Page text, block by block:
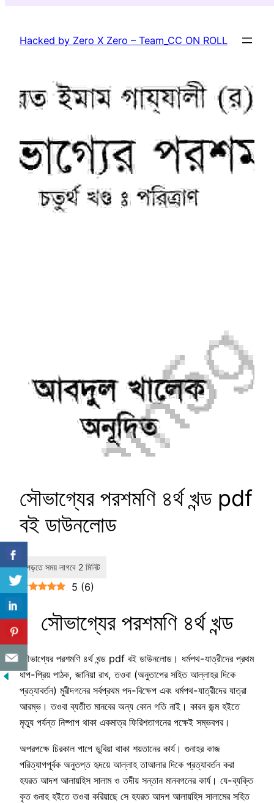
content
Hacked by Zero X Zero – Team_CC ON ROLL
সৌভাগ্যের পরশমণি ৪র্থ খন্ড pdf
বই ডাউনলোড
5 (6)
সৌভাগ্যের পরশমণি ৪র্থ খন্ড
সৌভাগ্যের পরশমণি ৪র্থ খন্ড pdf বই ডাউনলোড। ধর্মপথ-যাত্রীদের প্রথম
ধাপ-প্রিয় পাঠক, জানিয়া রাখ, তওবা (অনুতাপের সহিত আল্লাহর দিকে
প্রত্যাবর্তন) মুরীদগনের সর্বপ্রথম পদ-বিক্ষেপ এবং ধর্মপথ-যাত্রীদের যাত্রা
আরম্ভ। তওবা ব্যতীত মানবের অন্য কোন গতি নাই। কারন জন্ম হইতে
মৃত্যু পর্যন্ত নিষ্পাপ থাকা একমাত্র ফিরিশতাগনের পক্ষেই সম্ভবপর।
অপরপক্ষে চিরকাল পাপে ডুবিয়া থাকা শয়তানের কার্য। গুনাহর কাজ
পরিত্যাগপূর্বক অনুতপ্ত হৃদয়ে আল্লাহ তাআলার দিকে প্রত্যাবর্তন করা
হযরত আদশ আলায়হিস সালাম ও তদীয় সন্তান মানবগনের কার্য। যে-ব্যক্তি
কৃত গুনাহ হইতে তওবা করিয়াছে সে হযরত আদশ আলায়হিস সালামের সহিত